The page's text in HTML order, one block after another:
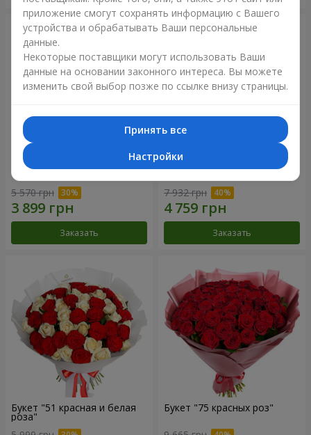
Букет "Нежный оттенок"
5 570 грн
Заказать
Цветы в коробке “Кадриль”
7 932 грн
Заказать
Букет "51 красная и белая
роза"
Букет "75 красных роз"
приложение смогут сохранять информацию с Вашего
устройства и обрабатывать Ваши персональные
данные.
Некоторые поставщики могут использовать Ваши
данные на основании законного интереса. Вы можете
изменить свой выбор позже по ссылке внизу страницы.
Принять все
Настройки